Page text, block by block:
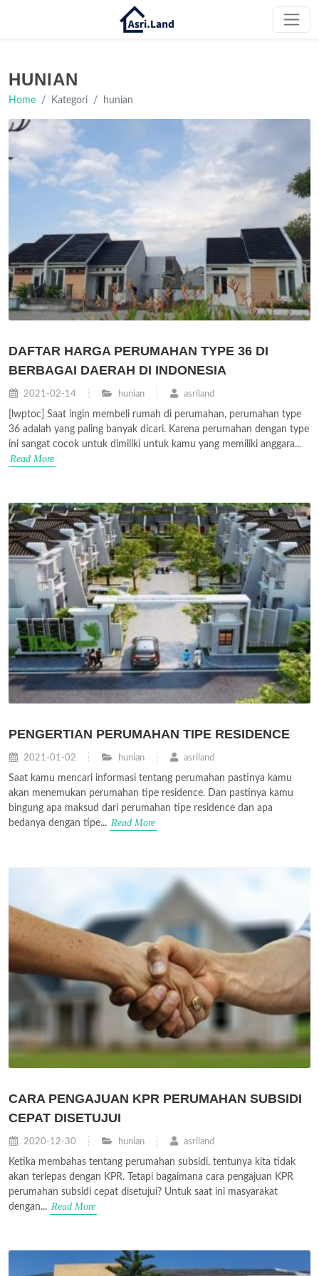
HUNIAN
Home Kategori hunian
DAFTAR HARGA PERUMAHAN TYPE 36 DI
BERBAGAI DAERAH DI INDONESIA
2021-02-14 hunian asriland
[lwptoc] Saat ingin membeli rumah di perumahan, perumahan type
36 adalah yang paling banyak dicari. Karena perumahan dengan type
ini sangat cocok untuk dimiliki untuk kamu yang memiliki anggara...
Read More
PENGERTIAN PERUMAHAN TIPE RESIDENCE
2021-01-02 hunian asriland
Saat kamu mencari informasi tentang perumahan pastinya kamu
akan menemukan perumahan tipe residence. Dan pastinya kamu
bingung apa maksud dari perumahan tipe residence dan apa
bedanya dengan tipe... Read More
CARA PENGAJUAN KPR PERUMAHAN SUBSIDI
CEPAT DISETUJUI
2020-12-30 hunian asriland
Ketika membahas tentang perumahan subsidi, tentunya kita tidak
akan terlepas dengan KPR. Tetapi bagaimana cara pengajuan KPR
perumahan subsidi cepat disetujui? Untuk saat ini masyarakat
dengan... Read More